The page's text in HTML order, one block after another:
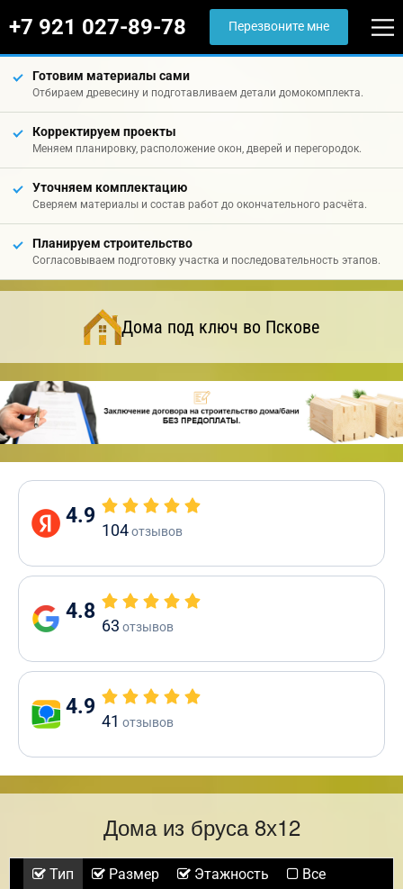
+7 921 027-89-78 Перезвоните мне
Готовим материалы сами
Отбираем древесину и подготавливаем детали домокомплекта.
Корректируем проекты
Меняем планировку, расположение окон, дверей и перегородок.
Уточняем комплектацию
Сверяем материалы и состав работ до окончательного расчёта.
Планируем строительство
Согласовываем подготовку участка и последовательность этапов.
Дома под ключ во Пскове
4.9
104отзывов
4.8
63 отзывов
4.9
41 отзывов
Дома из бруса 8х12
Тип Размер Этажность Все